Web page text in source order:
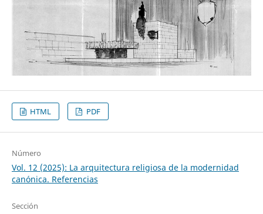
HTML PDF
Número
Vol. 12 (2025): La arquitectura religiosa de la modernidad
canónica. Referencias
Sección